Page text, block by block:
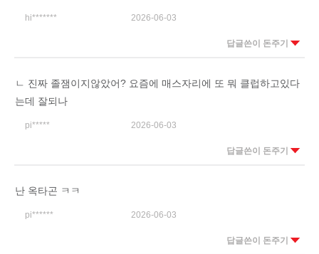
hi******* 2026-06-03
답글쓴이 돈주기
ㄴ 진짜 졸잼이지않았어? 요즘에 매스자리에 또 뭐 클럽하고있다
는데 잘되나
pi***** 2026-06-03
답글쓴이 돈주기
난 옥타곤 ㅋㅋ
pi****** 2026-06-03
답글쓴이 돈주기